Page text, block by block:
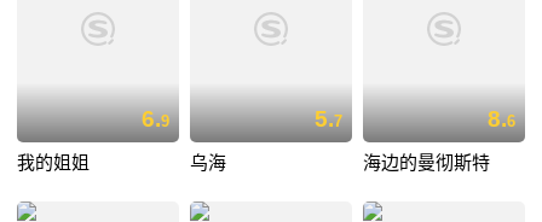
6.9
我的姐姐
5.7
乌海
8.6
海边的曼彻斯特